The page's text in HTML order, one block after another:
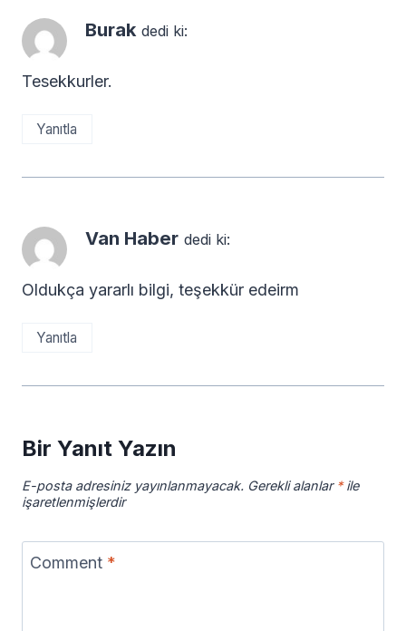
Burak dedi ki:
Tesekkurler.
Yanıtla
Van Haber dedi ki:
Oldukça yararlı bilgi, teşekkür edeirm
Yanıtla
Bir Yanıt Yazın
E-posta adresiniz yayınlanmayacak. Gerekli alanlar *ile
işaretlenmişlerdir
Comment *